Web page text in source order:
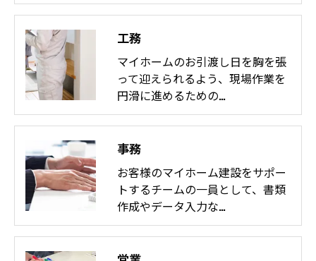
工務
マイホームのお引渡し日を胸を張
って迎えられるよう、現場作業を
円滑に進めるための…
事務
お客様のマイホーム建設をサポー
トするチームの一員として、書類
作成やデータ入力な…